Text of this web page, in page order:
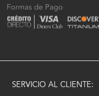
SERVICIO AL CLIENTE: